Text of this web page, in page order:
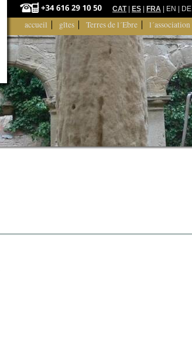
CAT| ES FRA | EN | DE
accueil gîtes Terres de l´Ebre l´association